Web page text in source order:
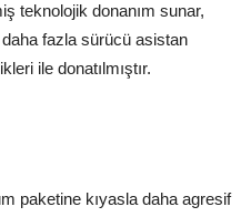
teknolojik donanım sunar,
fazla sürücü asistan
ile donatılmıştır.
paketine kıyasla daha agresif